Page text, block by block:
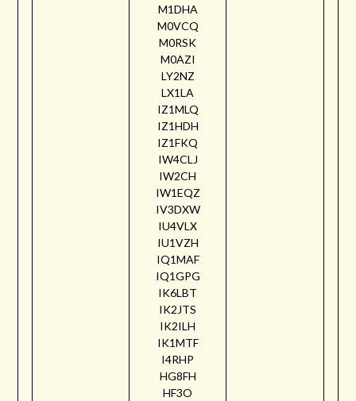
M1DHA
M0VCQ
M0RSK
M0AZI
LY2NZ
LX1LA
IZ1MLQ
IZ1HDH
IZ1FKQ
IW4CLJ
IW2CH
IW1EQZ
IV3DXW
IU4VLX
IU1VZH
IQ1MAF
IQ1GPG
IK6LBT
IK2JTS
IK2ILH
IK1MTF
I4RHP
HG8FH
HF3O